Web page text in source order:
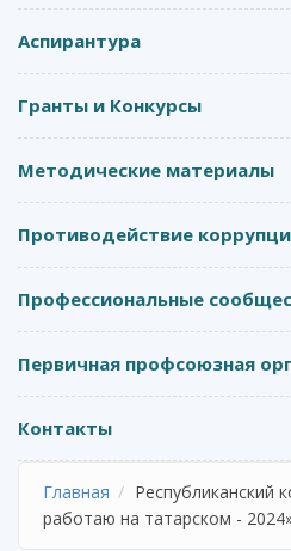
Аспирантура
Гранты и Конкурсы
Методические материалы
Противодействие
Профессиональные
Первичная профсоюзная
Контакты
Главная
Республиканский
работаю на татарском -